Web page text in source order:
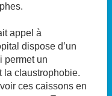
appel à
dispose d’un
permet un
la claustrophobie.
ces caissons en